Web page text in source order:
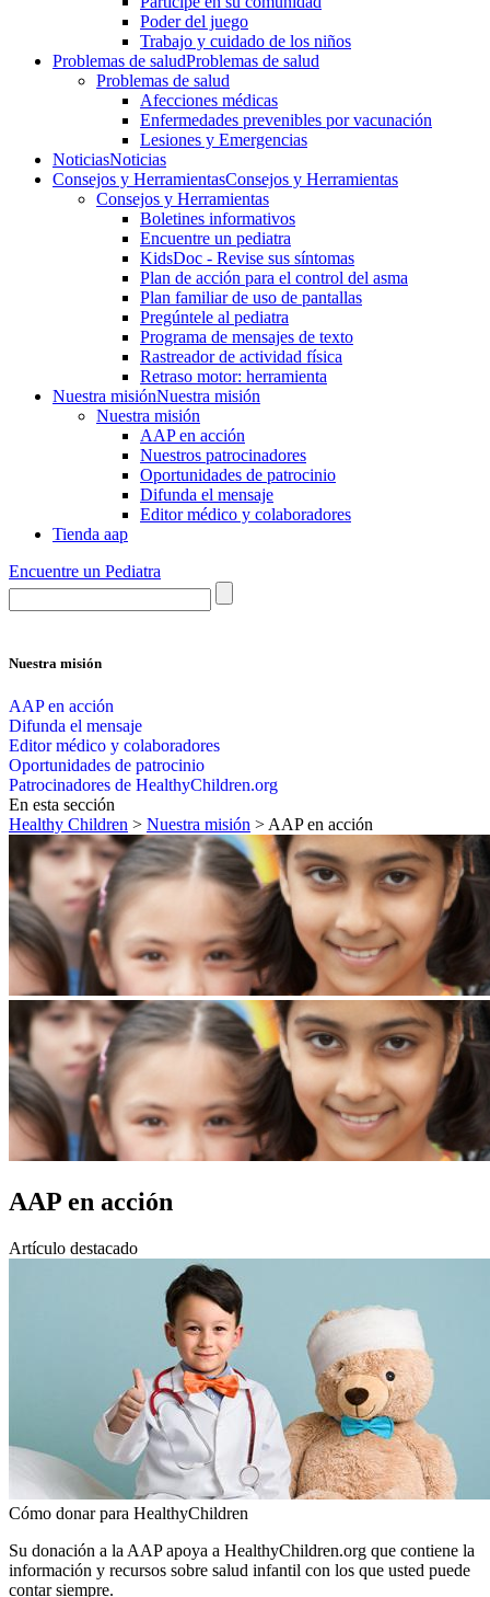
Poder del juego
Trabajo y cuidado de los niños
Problemas de saludProblemas de salud
Problemas de salud
Afecciones médicas
Enfermedades prevenibles por vacunación
Lesiones y Emergencias
NoticiasNoticias
Consejos y HerramientasConsejos y Herramientas
Consejos y Herramientas
Boletines informativos
Encuentre un pediatra
KidsDoc - Revise sus síntomas
Plan de acción para el control del asma
Plan familiar de uso de pantallas
Pregúntele al pediatra
Programa de mensajes de texto
Rastre​​ador de activida​d física
Retraso motor: herramienta
Nuestra misiónNuestra misión
Nuestra misión
AAP en acción
Nuestros patrocinadores
Oportunidades de patrocinio
Difunda el mensaje
Editor médico y colaboradores
Tienda aap
Encuentre un Pediatra
Nuestra misión
AAP en acción
Difunda el mensaje
Editor médico y colaboradores
Oportunidades de patrocinio
Patrocinadores de HealthyChildren.org
En esta sección
Healthy Children > Nuestra misión > AAP en acción
AAP en acción
Artículo destacado
Cómo donar para HealthyChildren
Su donación a la AAP apoya a HealthyChildren.org que contiene la
información y recursos sobre salud infantil con los que usted puede
contar siempre.